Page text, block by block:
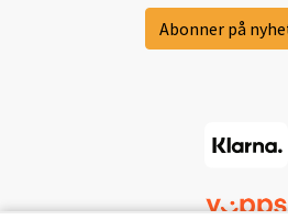
Abonner på